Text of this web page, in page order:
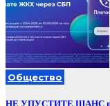
Общество
НЕ УПУСТИТЕ ШАНС